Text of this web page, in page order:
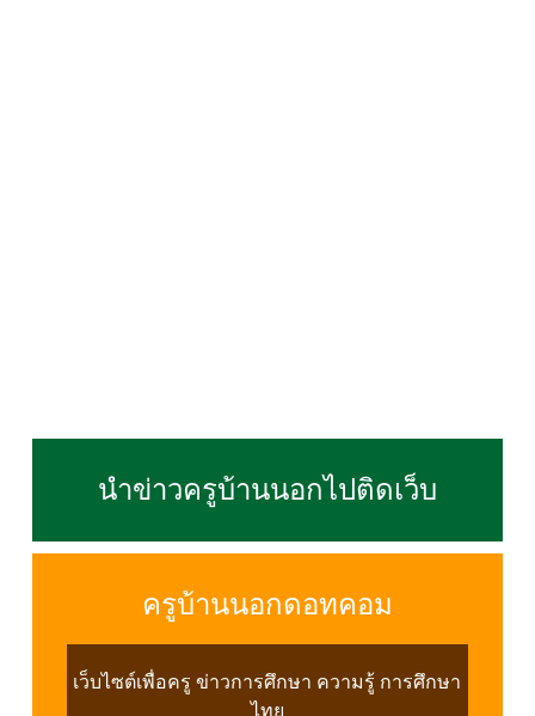
นำข่าวครูบ้านนอกไปติดเว็บ
ครูบ้านนอกดอทคอม
เว็บไซต์เพื่อครู ข่าวการศึกษา ความรู้ การศึกษา
ไทย